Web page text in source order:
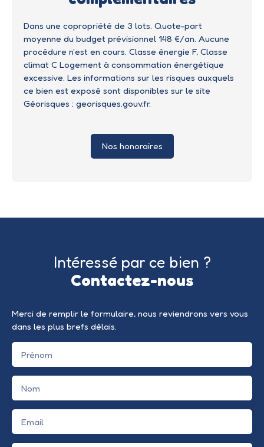
Dans une copropriété de 3 lots. Quote-part
moyenne du budget prévisionnel 148 €/an. Aucune
procédure n'est en cours. Classe énergie F, Classe
climat C Logement à consommation énergétique
excessive. Les informations sur les risques auxquels
ce bien est exposé sont disponibles sur le site
Géorisques : georisques.gouv.fr.
Nos honoraires
Intéressé par ce bien ?
Contactez-nous
Merci de remplir le formulaire, nous reviendrons vers vous
dans les plus brefs délais.
Prénom
Nom
Email